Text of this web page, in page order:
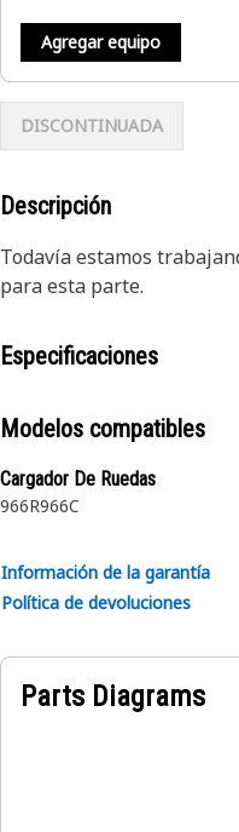
Agregar equipo
DISCONTINUADA
Descripción
Todavía estamos
para esta parte.
Especificaciones
Modelos compatibles
Cargador De Ruedas
966R966C
Información de la garantía
Política de devoluciones
Parts Diagrams